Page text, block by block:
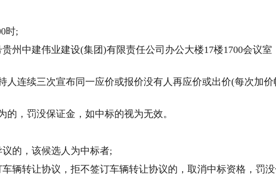
时;
中建伟业建设(集团)有限责任公司办公大楼17楼1700会议室
连续三次宣布同一应价或报价没有人再应价或出价(每次加价
，罚没保证金，如中标的视为无效。
的，该候选人为中标者;
转让协议，拒不签订车辆转让协议的，取消中标资格，罚没